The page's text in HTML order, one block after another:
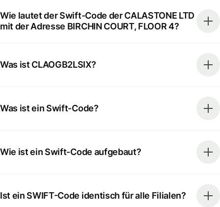
Wie lautet der Swift-Code der CALASTONE LTD
mit der Adresse BIRCHIN COURT, FLOOR 4?
Was ist CLAOGB2LSIX?
Was ist ein Swift-Code?
Wie ist ein Swift-Code aufgebaut?
Ist ein SWIFT-Code identisch für alle Filialen?